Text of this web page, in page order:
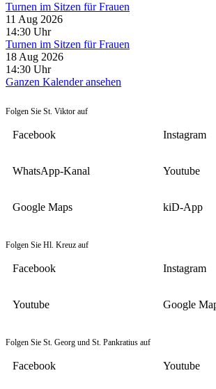
Turnen im Sitzen für Frauen
11 Aug 2026
14:30 Uhr
Turnen im Sitzen für Frauen
18 Aug 2026
14:30 Uhr
Ganzen Kalender ansehen
Folgen Sie St. Viktor auf
Facebook Instagram
WhatsApp-Kanal Youtube
Google Maps kiD-App
Folgen Sie Hl. Kreuz auf
Facebook Instagram
Youtube Google
Folgen Sie St. Georg und St. Pankratius auf
Facebook Youtube